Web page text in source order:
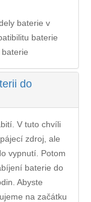
baterie v
baterie
do
V tuto chvíli
zdroj, ale
vypnutí. Potom
baterie do
Abyste
na začátku